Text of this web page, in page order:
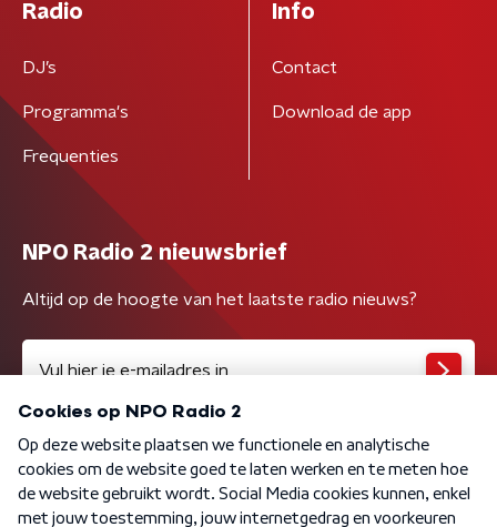
Radio
DJ’s
Programma's
Frequenties
Info
Contact
Download de app
NPO Radio 2 nieuwsbrief
Altijd op de hoogte van het laatste radio nieuws?
Algemene voorwaarden